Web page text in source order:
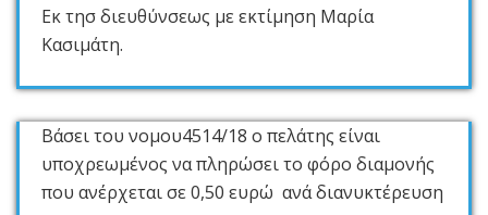
Εκ τησ διευθύνσεως με εκτίμηση Μαρία
Κασιμάτη.
Βάσει του νομου4514/18 ο πελάτης είναι
υποχρεωμένος να πληρώσει το φόρο διαμονής
που ανέρχεται σε 0,50 ευρώ ανά διανυκτέρευση